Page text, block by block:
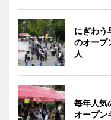
にぎわう
のオープ
人
毎年人気
オープン